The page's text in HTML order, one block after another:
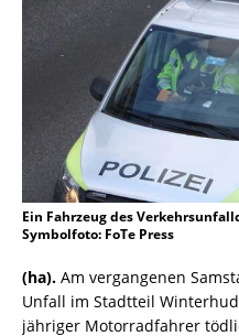
Ein Fahrzeug des
Symbolfoto: FoTe Press
(ha). Am vergangenen
Unfall im Stadtteil
jähriger Motorradfahrer